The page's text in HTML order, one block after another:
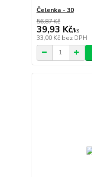
Čelenka - 30
56,87 Kč
39,93 Kč/ks
33,00 Kč bez DPH